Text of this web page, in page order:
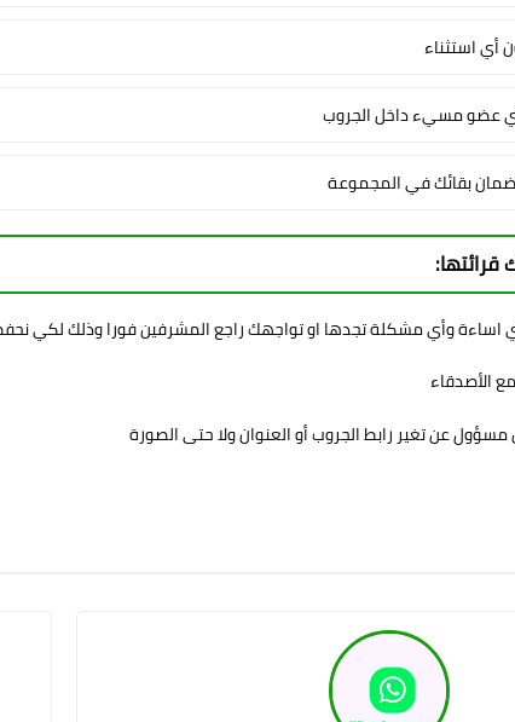
أي استثناء
عضو مسيء داخل الجروب
بقائك في المجموعة
اساءة وأي مشكلة تجدها او تواجهك راجع المشرفين فورا وذلك لكي
الأصدقاء
عن تغير رابط الجروب أو العنوان ولا حتى الصورة